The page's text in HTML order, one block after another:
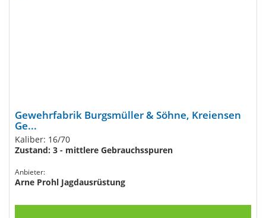
Gewehrfabrik Burgsmüller & Söhne, Kreiensen
Ge...
Kaliber: 16/70
Zustand: 3 - mittlere Gebrauchsspuren
Anbieter:
Arne Prohl Jagdausrüstung